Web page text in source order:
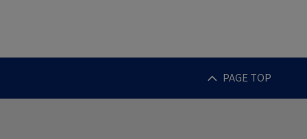
PAGE TOP